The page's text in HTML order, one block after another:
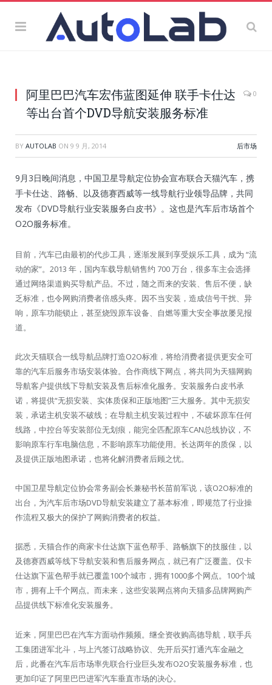
阿里巴巴汽车宏伟蓝图延伸 联手卡仕达
等出台首个DVD导航安装服务标准
0
BY AUTOLAB ON 9 9 月, 2014 后市场
9月3日晚间消息，中国卫星导航定位协会宣布联合天猫汽车，携
手卡仕达、路畅、以及德赛西威等一线导航行业领导品牌，共同
发布《DVD导航行业安装服务白皮书》。这也是汽车后市场首个
O2O服务标准。
目前，汽车已由最初的代步工具，逐渐发展到享受娱乐工具，成为 “流
动的家”。2013 年，国内车载导航销售约 700 万台，很多车主会选择
通过网络渠道购买导航产品。不过，随之而来的安装、售后不便，缺
乏标准，也令网购消费者倍感头疼。因不当安装，造成信号干扰、异
响，原车功能锁止，甚至烧毁原车设备、自燃等重大安全事故屡见报
道。
此次天猫联合一线导航品牌打造O2O标准，将给消费者提供更安全可
靠的汽车后服务市场安装体验。合作商线下网点，将共同为天猫网购
导航客户提供线下导航安装及售后标准化服务。安装服务白皮书承
诺，将提供“无损安装、实体质保和正版地图”三大服务。其中无损安
装，承诺主机安装不破线；在导航主机安装过程中，不破坏原车任何
线路，中控台等安装部位无划痕，能完全匹配原车CAN总线协议，不
影响原车行车电脑信息，不影响原车功能使用。长达两年的质保，以
及提供正版地图承诺，也将化解消费者后顾之忧。
中国卫星导航定位协会常务副会长兼秘书长苗前军说，该O2O标准的
出台，为汽车后市场DVD导航安装建立了基本标准，即规范了行业操
作流程又极大的保护了网购消费者的权益。
据悉，天猫合作的商家卡仕达旗下蓝色帮手、路畅旗下的技服佳，以
及德赛西威等线下导航安装和售后服务网点，就已有广泛覆盖。仅卡
仕达旗下蓝色帮手就已覆盖100个城市，拥有1000多个网点。100个城
市，拥有上千个网点。而未来，这些安装网点将向天猫多品牌网购产
品提供线下标准化安装服务。
近来，阿里巴巴在汽车方面动作频频。继全资收购高德导航，联手兵
工集团进军北斗，与上汽签订战略协议、先开后买打通汽车金融之
后，此番在汽车后市场率先联合行业巨头发布O2O安装服务标准，也
更加印证了阿里巴巴进军汽车垂直市场的决心。